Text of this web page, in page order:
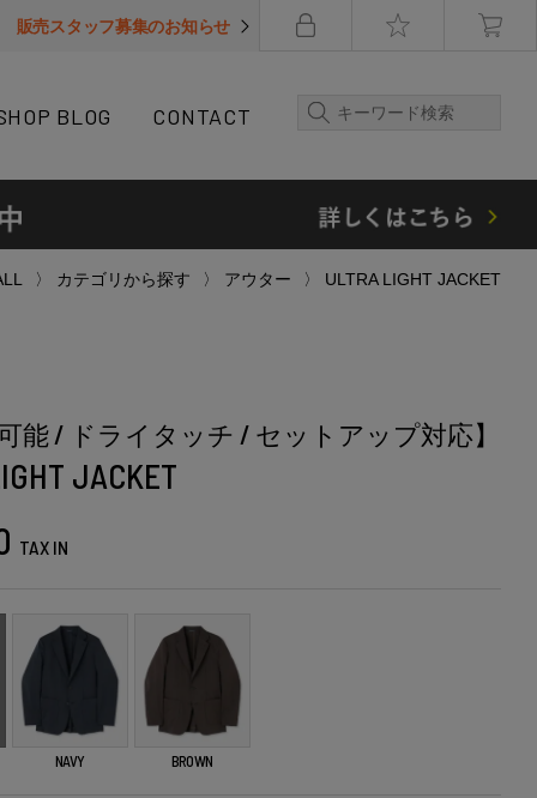
販売スタッフ募集のお知らせ
BLOG CONTACT
カテゴリから探す アウター ULTRA LIGHT JACKET
能 / ドライタッチ / セットアップ対応】
JACKET
TAX IN
NAVY BROWN